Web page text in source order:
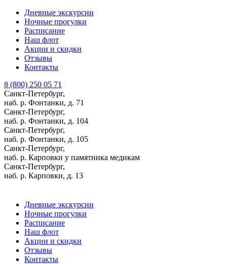
Дневные экскурсии
Ночные прогулки
Расписание
Наш флот
Акции и скидки
Отзывы
Контакты
8 (800) 250 05 71
Санкт-Петербург,
наб. р. Фонтанки, д. 71
Санкт-Петербург,
наб. р. Фонтанки, д. 104
Санкт-Петербург,
наб. р. Фонтанки, д. 105
Санкт-Петербург,
наб. р. Карповки у памятника медикам
Санкт-Петербург,
наб. р. Карповки, д. 13
Дневные экскурсии
Ночные прогулки
Расписание
Наш флот
Акции и скидки
Отзывы
Контакты